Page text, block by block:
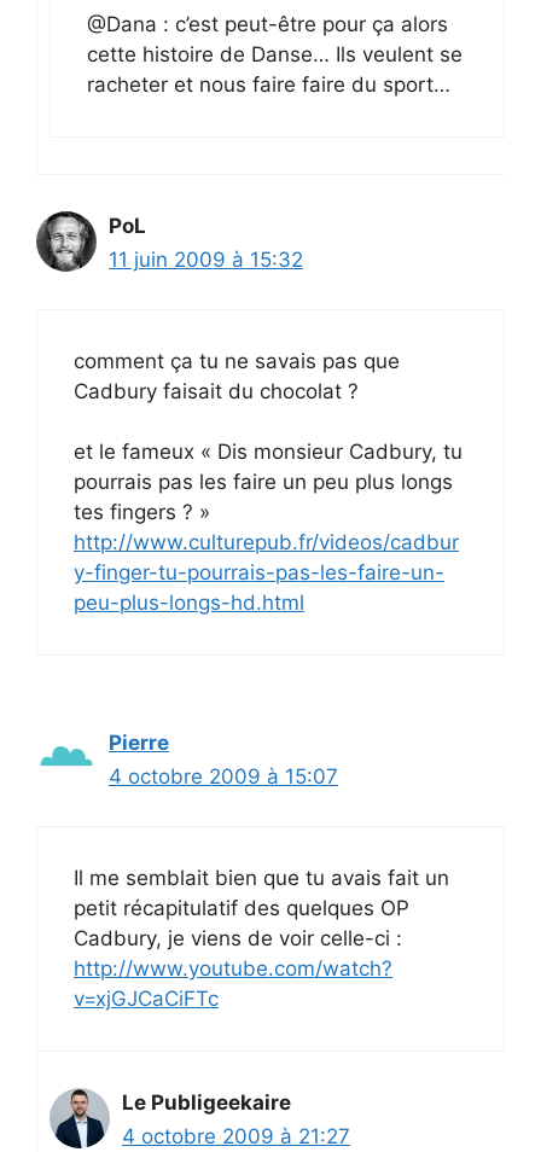
@Dana : c’est peut-être pour ça alors
cette histoire de Danse… Ils veulent se
racheter et nous faire faire du sport…
PoL
11 juin 2009 à 15:32
comment ça tu ne savais pas que
Cadbury faisait du chocolat ?
et le fameux « Dis monsieur Cadbury, tu
pourrais pas les faire un peu plus longs
tes fingers ? »
http://www.culturepub.fr/videos/cadbur
y-finger-tu-pourrais-pas-les-faire-un-
peu-plus-longs-hd.html
Pierre
4 octobre 2009 à 15:07
Il me semblait bien que tu avais fait un
petit récapitulatif des quelques OP
Cadbury, je viens de voir celle-ci :
http://www.youtube.com/watch?
v=xjGJCaCiFTc
Le Publigeekaire
4 octobre 2009 à 21:27